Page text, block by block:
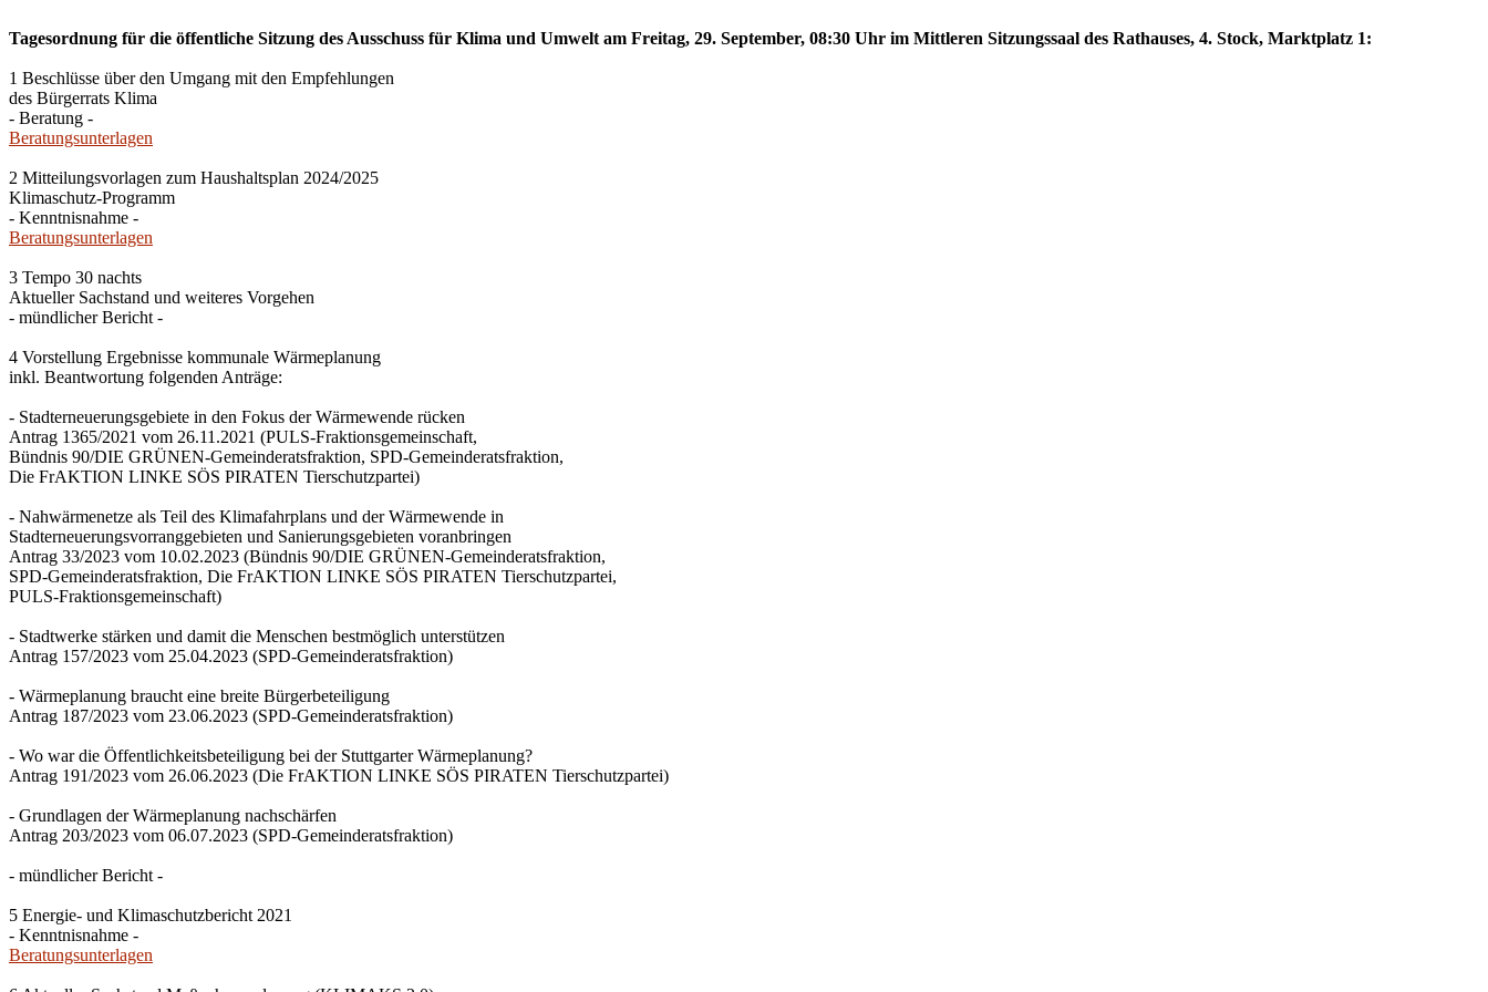
Tagesordnung für die öffentliche Sitzung des Ausschuss für Klima und Umwelt am Freitag, 29. September, 08:30 Uhr im Mittleren Sitzungssaal des Rathauses, 4. Stock, Marktplatz 1:
1 Beschlüsse über den Umgang mit den Empfehlungen
des Bürgerrats Klima
- Beratung -
Beratungsunterlagen
2 Mitteilungsvorlagen zum Haushaltsplan 2024/2025
Klimaschutz-Programm
- Kenntnisnahme -
Beratungsunterlagen
3 Tempo 30 nachts
Aktueller Sachstand und weiteres Vorgehen
- mündlicher Bericht -
4 Vorstellung Ergebnisse kommunale Wärmeplanung
inkl. Beantwortung folgenden Anträge:
- Stadterneuerungsgebiete in den Fokus der Wärmewende rücken
Antrag 1365/2021 vom 26.11.2021 (PULS-Fraktionsgemeinschaft,
Bündnis 90/DIE GRÜNEN-Gemeinderatsfraktion, SPD-Gemeinderatsfraktion,
Die FrAKTION LINKE SÖS PIRATEN Tierschutzpartei)
- Nahwärmenetze als Teil des Klimafahrplans und der Wärmewende in
Stadterneuerungsvorranggebieten und Sanierungsgebieten voranbringen
Antrag 33/2023 vom 10.02.2023 (Bündnis 90/DIE GRÜNEN-Gemeinderatsfraktion,
SPD-Gemeinderatsfraktion, Die FrAKTION LINKE SÖS PIRATEN Tierschutzpartei,
PULS-Fraktionsgemeinschaft)
- Stadtwerke stärken und damit die Menschen bestmöglich unterstützen
Antrag 157/2023 vom 25.04.2023 (SPD-Gemeinderatsfraktion)
- Wärmeplanung braucht eine breite Bürgerbeteiligung
Antrag 187/2023 vom 23.06.2023 (SPD-Gemeinderatsfraktion)
- Wo war die Öffentlichkeitsbeteiligung bei der Stuttgarter Wärmeplanung?
Antrag 191/2023 vom 26.06.2023 (Die FrAKTION LINKE SÖS PIRATEN Tierschutzpartei)
- Grundlagen der Wärmeplanung nachschärfen
Antrag 203/2023 vom 06.07.2023 (SPD-Gemeinderatsfraktion)
- mündlicher Bericht -
5 Energie- und Klimaschutzbericht 2021
- Kenntnisnahme -
Beratungsunterlagen